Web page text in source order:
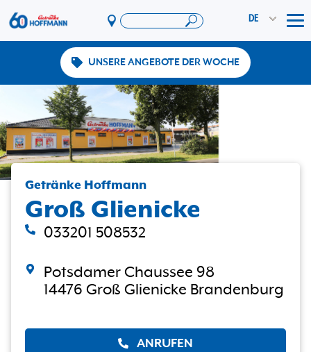
DE
Angebote & Aktionen
App
PAYBACK
Vereinswelt
DosenExpress
HoffmannBringts
Services
Unternehmen
UNSERE ANGEBOTE DER WOCHE
Getränke Hoffmann
Groß Glienicke
033201 508532
Potsdamer Chaussee 98
14476 Groß Glienicke Brandenburg
ANRUFEN